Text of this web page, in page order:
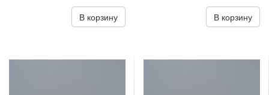
В корзину В корзину